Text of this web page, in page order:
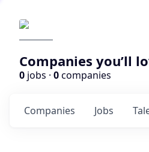
Companies you’ll
0 jobs · 0companies
Jobs
Companies